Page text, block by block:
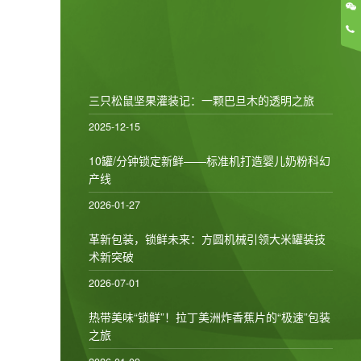
三只松鼠坚果灌装记：一颗巴旦木的透明之旅
2025-12-15
10罐/分钟锁定新鲜——标准机打造婴儿奶粉科幻
产线
2026-01-27
革新包装，锁鲜未来：方圆机械引领大米罐装技
术新突破
2026-07-01
热带美味“锁鲜”！拉丁美洲炸香蕉片的“极速”包装
之旅